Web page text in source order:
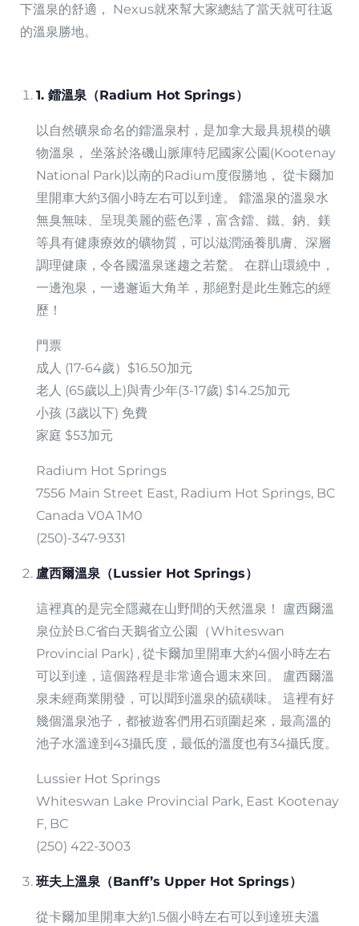
下溫泉的舒適， Nexus就來幫大家總結了當天就可往返
的溫泉勝地。
1. 鐳溫泉（Radium Hot Springs）
以自然礦泉命名的鐳溫泉村，是加拿大最具規模的礦
物溫泉， 坐落於洛磯山脈庫特尼國家公園(Kootenay
National Park)以南的Radium度假勝地， 從卡爾加
里開車大約3個小時左右可以到達。 鐳溫泉的溫泉水
無臭無味、呈現美麗的藍色澤，富含鐳、鐵、鈉、鎂
等具有健康療效的礦物質，可以滋潤涵養肌膚、深層
調理健康，令各國溫泉迷趨之若騖。 在群山環繞中，
一邊泡泉，一邊邂逅大角羊，那絕對是此生難忘的經
歷！
門票
成人 (17-64歲）$16.50加元
老人 (65歲以上)與青少年(3-17歲) $14.25加元
小孩 (3歲以下) 免費
家庭 $53加元
Radium Hot Springs
7556 Main Street East, Radium Hot Springs, BC
Canada V0A 1M0
(250)-347-9331
盧西爾溫泉（Lussier Hot Springs）
這裡真的是完全隱藏在山野間的天然溫泉！ 盧西爾溫
泉位於B.C省白天鵝省立公園（Whiteswan
Provincial Park) , 從卡爾加里開車大約4個小時左右
可以到達，這個路程是非常適合週末來回。 盧西爾溫
泉未經商業開發，可以聞到溫泉的硫磺味。 這裡有好
幾個溫泉池子，都被遊客們用石頭圍起來，最高溫的
池子水溫達到43攝氏度，最低的溫度也有34攝氏度。
Lussier Hot Springs
Whiteswan Lake Provincial Park, East Kootenay
F, BC
(250) 422-3003
班夫上溫泉（Banff’s Upper Hot Springs）
從卡爾加里開車大約1.5個小時左右可以到達班夫溫